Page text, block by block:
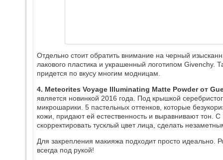
Отдельно стоит обратить внимание на черный
лакового пластика и украшенный логотипом Givenchy.
придется по вкусу многим модницам.
4. Meteorites Voyage Illuminating Matte Powder от
является новинкой 2016 года. Под крышкой
микрошарики. 5 пастельных оттенков, которые
кожи, придают ей естественность и выравнивают тон.
скорректировать тусклый цвет лица, сделать
Для закрепления макияжа подходит просто идеально.
всегда под рукой!